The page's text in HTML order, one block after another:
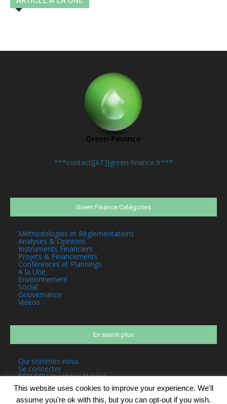
***contact[[AT]]green-finance.fr***
Green Finance Catégories
Méthodologies et Réglementations
Analyses & Opinions
Instruments Financiers
Projets & Financements
Conférences et Plannings
A la Une
Environnement
Social
Gouvernance
Vidéos
En savoir plus
Qui sommes-nous
Se connecter
CGV CGU mentions légales
This website uses cookies to improve your experience. We'll
assume you're ok with this, but you can opt-out if you wish.